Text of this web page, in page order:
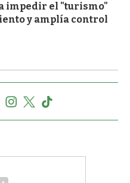
impedir el "turismo"
y amplía control